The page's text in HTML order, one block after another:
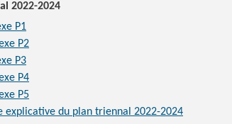
2022-2024
P1
P2
P3
P4
P5
explicative du plan triennal 2022-2024